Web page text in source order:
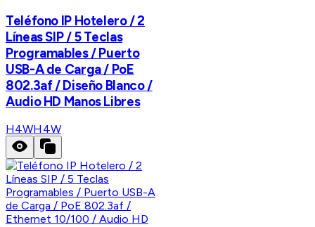
Teléfono IP Hotelero / 2
Líneas SIP / 5 Teclas
Programables / Puerto
USB-A de Carga / PoE
802.3af / Diseño Blanco /
Audio HD Manos Libres
H4WH4W